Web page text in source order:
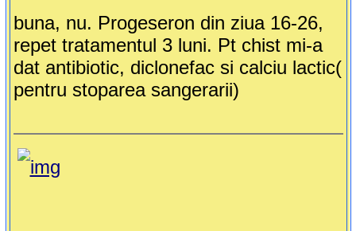
buna, nu. Progeseron din ziua 16-26,
repet tratamentul 3 luni. Pt chist mi-a
dat antibiotic, diclonefac si calciu lactic(
pentru stoparea sangerarii)